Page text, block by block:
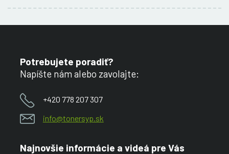
Potrebujete poradiť?
Napíšte nám alebo zavolajte:
+420 778 207 307
info@tonersyp.sk
Najnovšie informácie a videá pre Vás